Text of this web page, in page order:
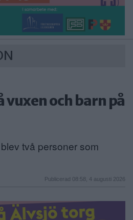
vuxen och barn på
två personer som
Publicerad 08:58, 4 augusti 2026